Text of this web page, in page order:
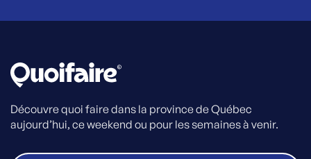
Découvre quoi faire dans la province de Québec
aujourd’hui, ce weekend ou pour les semaines à venir.